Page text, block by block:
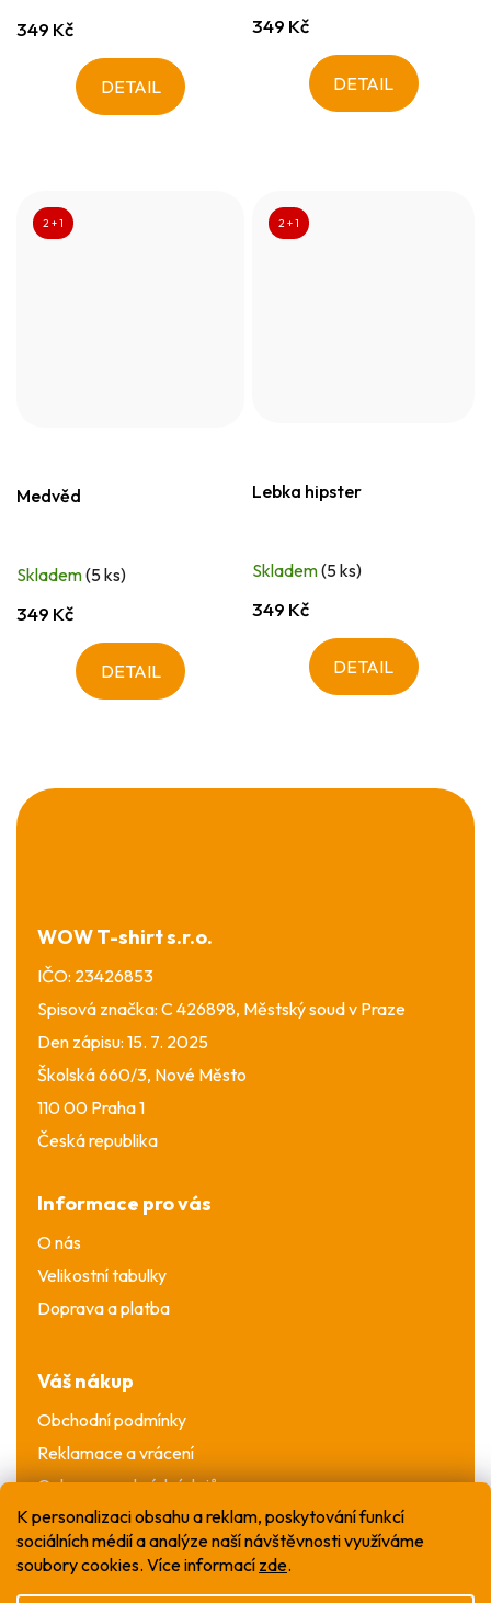
K personalizaci obsahu a reklam, poskytování funkcí
sociálních médií a analýze naší návštěvnosti využíváme
soubory cookies. Více informací zde.
349 Kč
DETAIL
349 Kč
DETAIL
2 + 1
Medvěd
Skladem(5 ks)
349 Kč
DETAIL
2 + 1
Lebka hipster
Skladem(5 ks)
349 Kč
DETAIL
Z
á
WOW T-shirt s.r.o.
IČO: 23426853
Spisová značka: C 426898, Městský soud v Praze
Den zápisu: 15. 7. 2025
Školská 660/3, Nové Město
110 00 Praha 1
Česká republika
Informace pro vás
O nás
Velikostní tabulky
Doprava a platba
Váš nákup
Obchodní podmínky
Reklamace a vrácení
Ochrana osobních údajů